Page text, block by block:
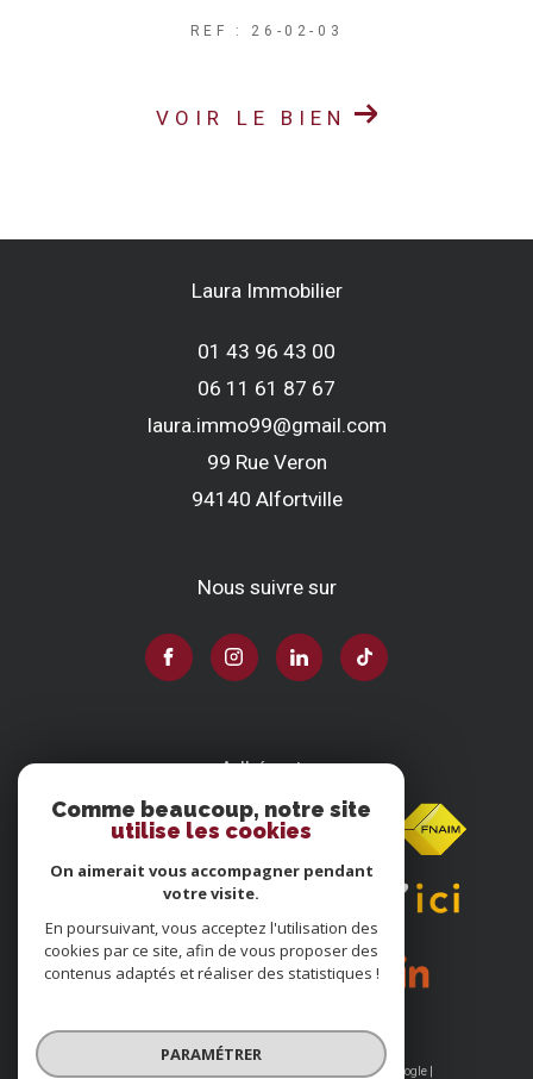
REF : 26-02-03
VOIR LE BIEN
Laura Immobilier
01 43 96 43 00
06 11 61 87 67
laura.immo99@gmail.com
99 Rue Veron
94140
alfortville
Nous suivre sur
Adhérents
© 2026 | Tous droits réservés | Traduction powered by Google |
Comme beaucoup, notre site
utilise les cookies
On aimerait vous accompagner pendant
votre visite.
En poursuivant, vous acceptez l'utilisation des
cookies par ce site, afin de vous proposer des
contenus adaptés et réaliser des statistiques !
PARAMÉTRER